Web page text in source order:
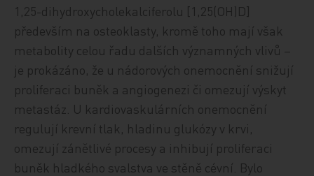
1,25-dihydroxycholekalciferolu [1,25(OH)D]
především na osteoklasty, kromě toho mají však
metabolity celou řadu dalších významných vlivů –
je prokázáno, že u nádorových onemocnění snižují
proliferaci buněk a angiogenezi či omezují výskyt
metastáz. U kardiovaskulárních onemocnění
regulují krevní tlak, hladinu glukózy v krvi,
omezují zánětlivé procesy a inhibují proliferaci
buněk hladkého svalstva ve stěně cévní. Bylo